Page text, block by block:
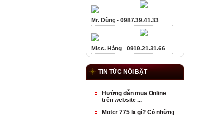
Mr. Dũng - 0987.39.41.33
Miss. Hằng - 0919.21.31.66
TIN TỨC NỔI BẬT
Hướng dẫn mua Online
trên website ...
Motor 775 là gì? Có những